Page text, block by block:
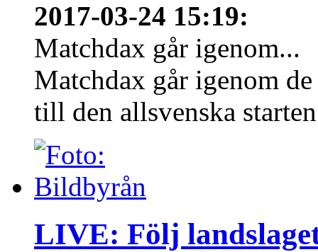
2017-03-24 15:19:
Matchdax går igenom...
Matchdax går igenom
till den allsvenska
LIVE: Följ